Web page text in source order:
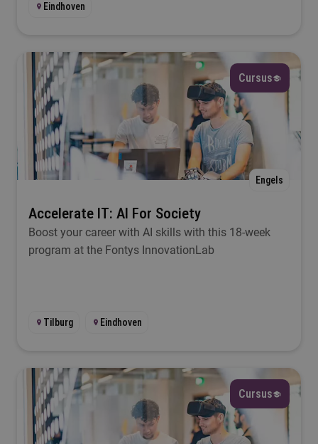
Lesplaats
Selecteer
Startmoment
Selecteer
Selecteer
Eindhoven
Cursus
Engels
Accelerate IT: AI For Society
Boost your career with AI skills with this 18-week
program at the Fontys InnovationLab
Tilburg Eindhoven
Cursus